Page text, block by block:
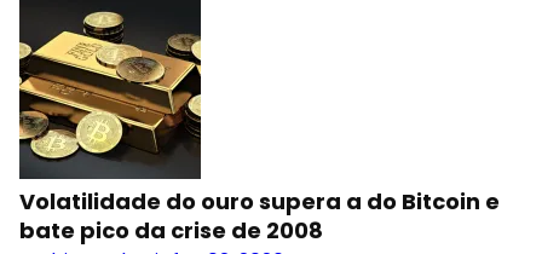
Volatilidade do ouro supera a do Bitcoin e
bate pico da crise de 2008